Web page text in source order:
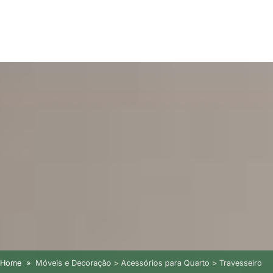
Home Móveis e Decoração > Acessórios para Quarto > Travesseiro